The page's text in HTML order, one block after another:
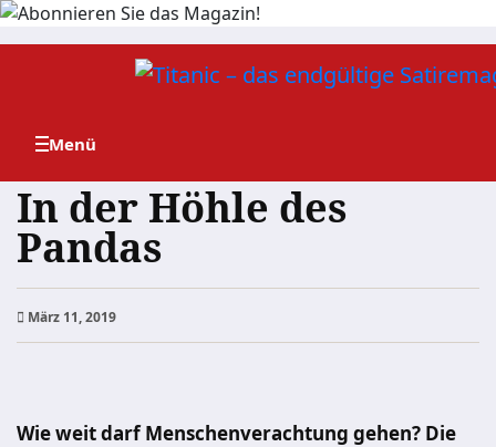
Zum
In der Höhle des
Pandas
März 11, 2019
Wie weit darf Menschenverachtung gehen? Die